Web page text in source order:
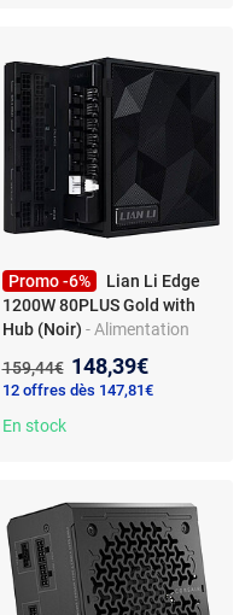
Promo -6%
Lian Li Edge
1200W 80PLUS Gold with
Hub (Noir) - Alimentation
USB 2.0 intégré - 80PLUS
Gold / Cybenetics Gold
Ancien prix :
159,44€ Nouveau prix :
148,39€
12 offres dès 147,81€
En stock